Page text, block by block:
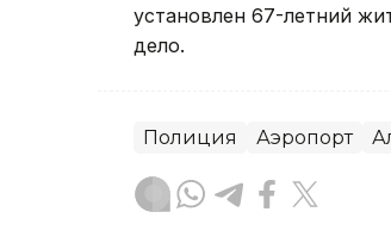
установлен 67-летний
дело.
Полиция Аэропорт